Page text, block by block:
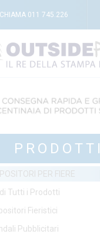
011 745.226
PRODOTTI
PER FIERE
Tutti i Prodotti
Fieristici
Pubblicitari